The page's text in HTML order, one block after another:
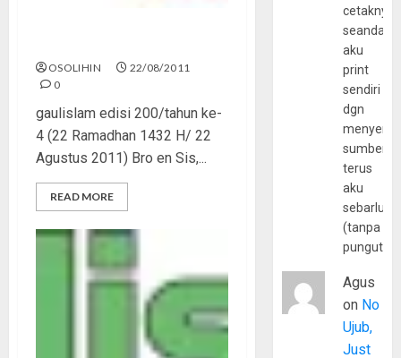
OSOLIHIN
22/08/2011
0
gaulislam edisi 200/tahun ke-
4 (22 Ramadhan 1432 H/ 22
Agustus 2011) Bro en Sis,...
READ MORE
cetaknya
aku
print
sendiri
dgn
sumber
terus
aku
(tanpa
Agus
on No
Ujub,
Just